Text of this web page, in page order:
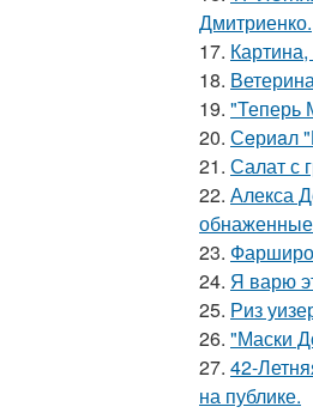
Дмитриенко.
17.
18.
19. "Теперь
20. Сeриaл
21. Салат с
22. Алекса
23.
24. Я варю
25. Риз
26. "Маски
27. 42-
на публике.